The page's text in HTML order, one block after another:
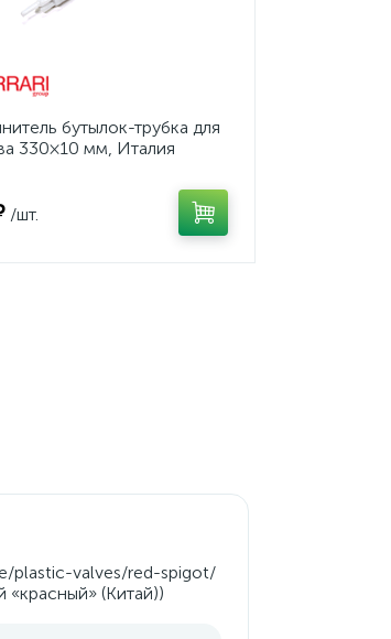
бутылок-трубка для
330×10 мм, Италия
/шт.
plastic-valves/red-spigot/
(Китай))